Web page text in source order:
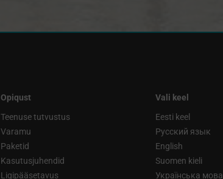
Opiqust
Teenuse tutvustus
Varamu
Paketid
Kasutusjuhendid
Ligipääsetavus
Vali keel
Eesti keel
Русский язык
English
Suomen kieli
Українська мова